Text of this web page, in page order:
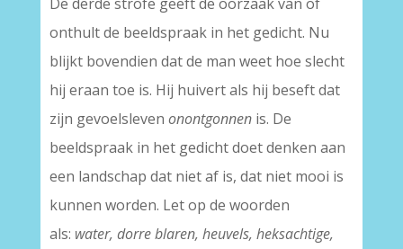
onthult de beeldspraak in het gedicht. Nu
blijkt bovendien dat de man weet hoe slecht
hij eraan toe is. Hij huivert als hij beseft dat
zijn gevoelsleven onontgonnenis. De
beeldspraak in het gedicht doet denken aan
een landschap dat niet af is, dat niet mooi is
kunnen worden. Let op de woorden
als: water, dorre blaren, heuvels, heksachtige,